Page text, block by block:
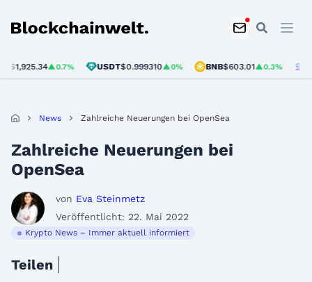
Blockchainwelt
▲0.7% USDT$0.999310▲0% BNB$603.01▲0.3% SOL
News Zahlreiche Neuerungen bei OpenSea
Zahlreiche Neuerungen bei
OpenSea
von Eva Steinmetz
Veröffentlicht: 22. Mai 2022
Krypto News – Immer aktuell informiert
Teilen